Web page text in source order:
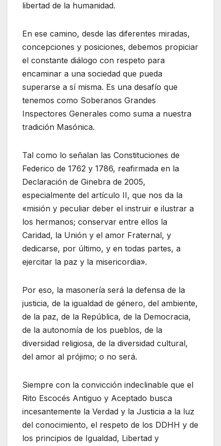
libertad de la humanidad.
En ese camino, desde las diferentes miradas,
concepciones y posiciones, debemos propiciar
el constante diálogo con respeto para
encaminar a una sociedad que pueda
superarse a sí misma. Es una desafío que
tenemos como Soberanos Grandes
Inspectores Generales como suma a nuestra
tradición Masónica.
Tal como lo señalan las Constituciones de
Federico de 1762 y 1786, reafirmada en la
Declaración de Ginebra de 2005,
especialmente del artículo II, que nos da la
«misión y peculiar deber el instruir e ilustrar a
los hermanos; conservar entre ellos la
Caridad, la Unión y el amor Fraternal, y
dedicarse, por último, y en todas partes, a
ejercitar la paz y la misericordia».
Por eso, la masonería será la defensa de la
justicia, de la igualdad de género, del ambiente,
de la paz, de la República, de la Democracia,
de la autonomía de los pueblos, de la
diversidad religiosa, de la diversidad cultural,
del amor al prójimo; o no será.
Siempre con la convicción indeclinable que el
Rito Escocés Antiguo y Aceptado busca
incesantemente la Verdad y la Justicia a la luz
del conocimiento, el respeto de los DDHH y de
los principios de Igualdad, Libertad y